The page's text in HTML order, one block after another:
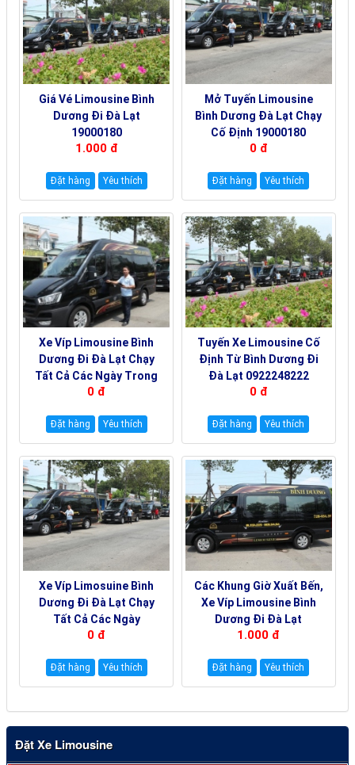
Giá Vé Limousine Bình
Dương Đi Đà Lạt
19000180
1.000 đ
Đặt hàng Yêu thích
Mở Tuyến Limousine
Bình Dương Đà Lạt Chạy
Cố Định 19000180
0 đ
Đặt hàng Yêu thích
Xe Víp Limousine Bình
Dương Đi Đà Lạt Chạy
Tất Cả Các Ngày Trong
Tuần 0922242225
0 đ
Đặt hàng Yêu thích
Tuyến Xe Limousine Cố
Định Từ Bình Dương Đi
Đà Lạt 0922248222
0 đ
Đặt hàng Yêu thích
Xe Víp Limosuine Bình
Dương Đi Đà Lạt Chạy
Tất Cả Các Ngày
19000144
0 đ
Đặt hàng Yêu thích
Các Khung Giờ Xuất Bến,
Xe Víp Limousine Bình
Dương Đi Đà Lạt
19000180
1.000 đ
Đặt hàng Yêu thích
Đặt Xe Limousine